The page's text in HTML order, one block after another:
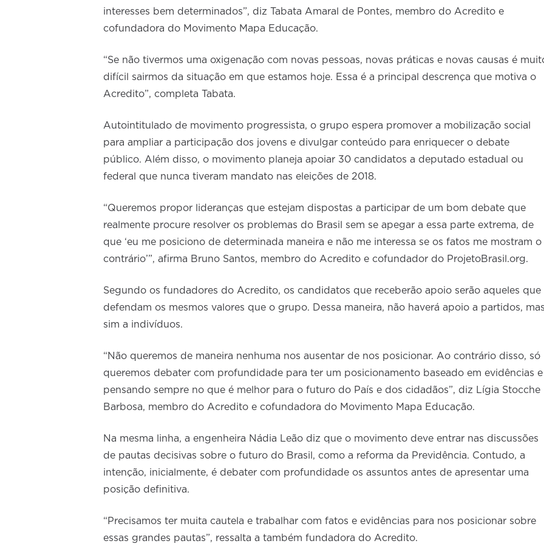
interesses bem determinados”, diz Tabata Amaral de Pontes, membro do Acredito e
cofundadora do Movimento Mapa Educação.
“Se não tivermos uma oxigenação com novas pessoas, novas práticas e novas causas é
difícil sairmos da situação em que estamos hoje. Essa é a principal descrença que motiva o
Acredito”, completa Tabata.
Autointitulado de movimento progressista, o grupo espera promover a mobilização social
para ampliar a participação dos jovens e divulgar conteúdo para enriquecer o debate
público. Além disso, o movimento planeja apoiar 30 candidatos a deputado estadual ou
federal que nunca tiveram mandato nas eleições de 2018.
“Queremos propor lideranças que estejam dispostas a participar de um bom debate que
realmente procure resolver os problemas do Brasil sem se apegar a essa parte extrema, de
que ‘eu me posiciono de determinada maneira e não me interessa se os fatos me mostram o
contrário’”, afirma Bruno Santos, membro do Acredito e cofundador do ProjetoBrasil.org.
Segundo os fundadores do Acredito, os candidatos que receberão apoio serão aqueles que
defendam os mesmos valores que o grupo. Dessa maneira, não haverá apoio a partidos,
sim a indivíduos.
“Não queremos de maneira nenhuma nos ausentar de nos posicionar. Ao contrário disso, só
queremos debater com profundidade para ter um posicionamento baseado em evidências e
pensando sempre no que é melhor para o futuro do País e dos cidadãos”, diz Lígia Stocche
Barbosa, membro do Acredito e cofundadora do Movimento Mapa Educação.
Na mesma linha, a engenheira Nádia Leão diz que o movimento deve entrar nas discussões
de pautas decisivas sobre o futuro do Brasil, como a reforma da Previdência. Contudo, a
intenção, inicialmente, é debater com profundidade os assuntos antes de apresentar uma
posição definitiva.
“Precisamos ter muita cautela e trabalhar com fatos e evidências para nos posicionar sobre
essas grandes pautas”, ressalta a também fundadora do Acredito.